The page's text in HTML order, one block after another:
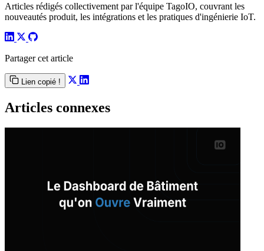
Articles rédigés collectivement par l'équipe TagoIO, couvrant les
nouveautés produit, les intégrations et les pratiques d'ingénierie IoT.
Partager cet article
Lien copié !
Articles connexes